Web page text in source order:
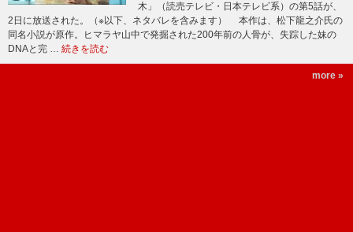
木」（読売テレビ・日本テレビ系）の第5話が、
2日に放送された。（※以下、ネタバレを含みます） 本作は、松下龍之介氏の
同名小説が原作。ヒマラヤ山中で発掘された200年前の人骨が、失踪した妹の
DNAと完 … 続きを読む
more »